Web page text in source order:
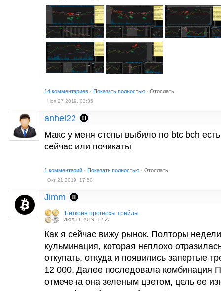
14 комментариев · Показать полностью · Отослать
Ноя 27 2019, 03:35
anhel22
Макс у меня стопы выбило по btc bch
сейчас или почикаты
1 комментарий · Показать полностью · Отослать
Окт 21 2019, 17:50
Jimm
Биткоин прогнозы трейды
Июл 11 2019, 12:23
Как я сейчас вижу рынок. Полторы
кульминация, которая неплохо
откупать, откуда и появились запертые
12 000. Далее последовала комбинация
отмечена она зеленым цветом, цель ее